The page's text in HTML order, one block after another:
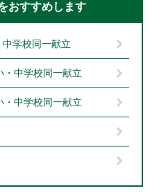
おすすめします
学校同一献立
中学校同一献立
中学校同一献立